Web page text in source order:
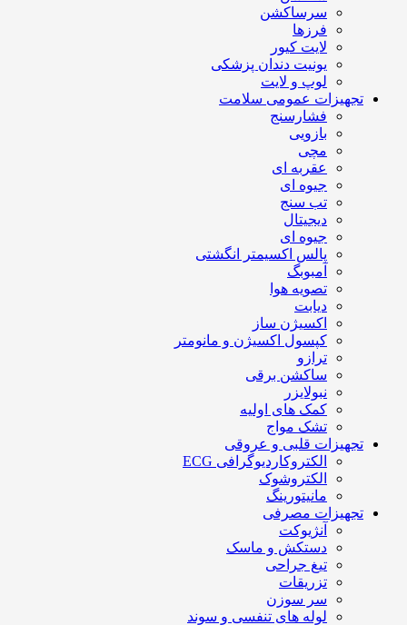
سرساکشن
فرزها
لایت کیور
یونیت دندان پزشکی
لوپ و لایت
تجهیزات عمومی سلامت
فشارسنج
بازویی
مچی
عقربه ای
جیوه ای
تب سنج
دیجیتال
جیوه ای
پالس اکسیمتر انگشتی
آمبوبگ
تصویه هوا
دیابت
اکسیژن ساز
کپسول اکسیژن و مانومتر
ترازو
ساکشن برقی
نبولایزر
کمک های اولیه
تشک مواج
تجهیزات قلبی و عروقی
الکتروکاردیوگرافی ECG
الکتروشوک
مانیتورینگ
تجهیزات مصرفی
آنژیوکت
دستکش و ماسک
تیغ جراحی
تزریقات
سر سوزن
لوله های تنفسی و سوند